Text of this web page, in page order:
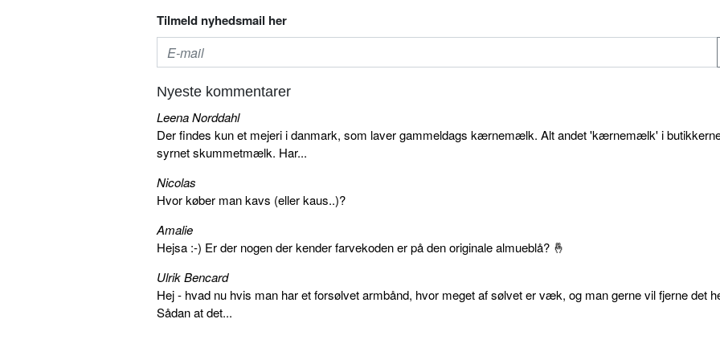
Tilmeld nyhedsmail her
Nyeste kommentarer
Leena Norddahl
Der findes kun et mejeri i danmark, som laver gammeldags kærnemælk. Alt andet 'kærnemælk' i
syrnet skummetmælk. Har...
Nicolas
Hvor køber man kavs (eller kaus..)?
Amalie
Hejsa :-) Er der nogen der kender farvekoden er på den originale almueblå? 🤞
Ulrik Bencard
Hej - hvad nu hvis man har et forsølvet armbånd, hvor meget af sølvet er væk, og man gerne vil fjerne det
Sådan at det...